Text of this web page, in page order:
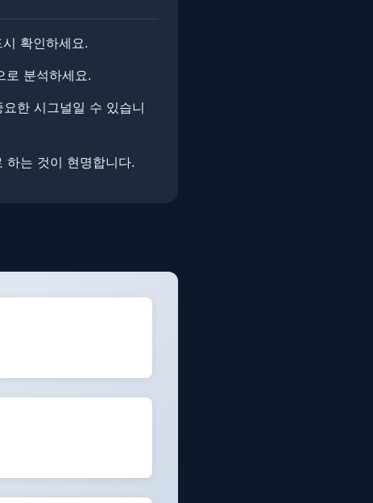
확인하세요.
로 분석하세요.
한 시그널일 수 있습니
하는 것이 현명합니다.